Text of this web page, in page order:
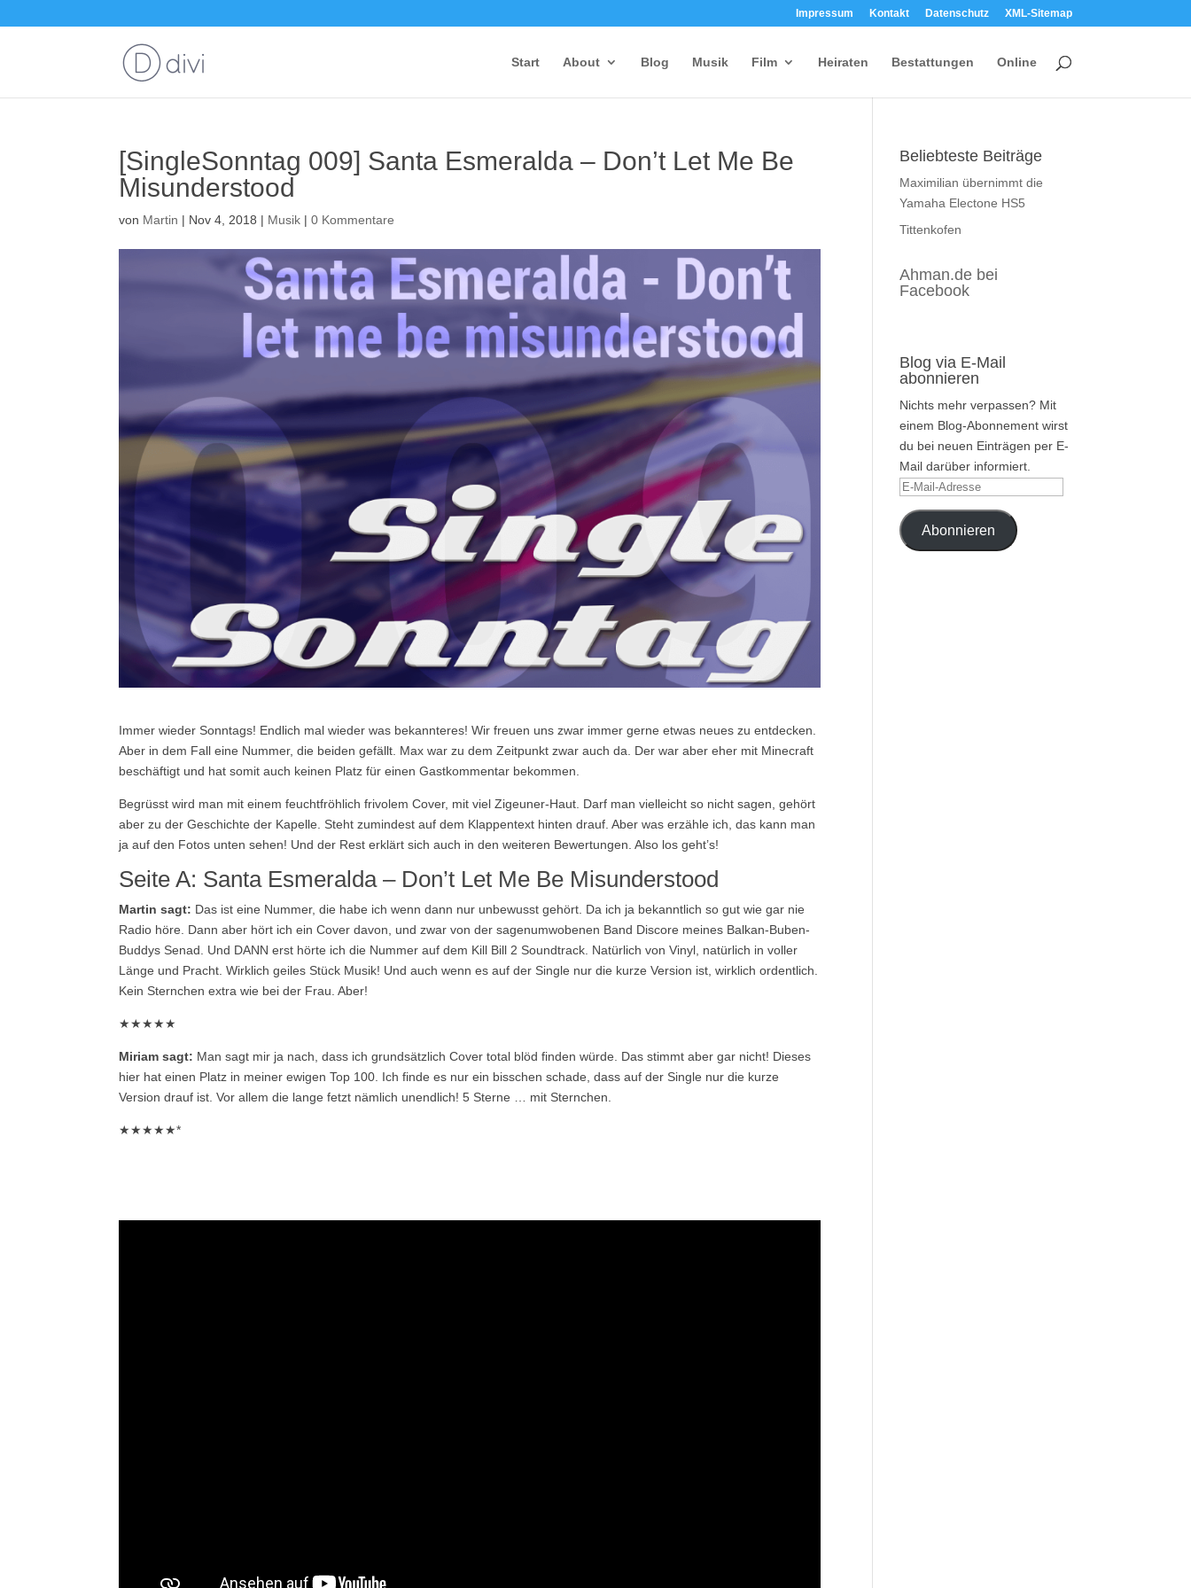
Impressum Kontakt Datenschutz XML-Sitemap
Start About Blog Musik Film Heiraten Bestattungen Online
[SingleSonntag 009] Santa Esmeralda – Don’t Let Me Be
Misunderstood
von Martin | Nov 4, 2018 | Musik |0 Kommentare
Immer wieder Sonntags! Endlich mal wieder was bekannteres! Wir freuen uns zwar immer gerne etwas neues zu entdecken.
Aber in dem Fall eine Nummer, die beiden gefällt. Max war zu dem Zeitpunkt zwar auch da. Der war aber eher mit Minecraft
beschäftigt und hat somit auch keinen Platz für einen Gastkommentar bekommen.
Begrüsst wird man mit einem feuchtfröhlich frivolem Cover, mit viel Zigeuner-Haut. Darf man vielleicht so nicht sagen, gehört
aber zu der Geschichte der Kapelle. Steht zumindest auf dem Klappentext hinten drauf. Aber was erzähle ich, das kann man
ja auf den Fotos unten sehen! Und der Rest erklärt sich auch in den weiteren Bewertungen. Also los geht’s!
Seite A: Santa Esmeralda – Don’t Let Me Be Misunderstood
Martin sagt: Das ist eine Nummer, die habe ich wenn dann nur unbewusst gehört. Da ich ja bekanntlich so gut wie gar nie
Radio höre. Dann aber hört ich ein Cover davon, und zwar von der sagenumwobenen Band Discore meines Balkan-Buben-
Buddys Senad. Und DANN erst hörte ich die Nummer auf dem Kill Bill 2 Soundtrack. Natürlich von Vinyl, natürlich in voller
Länge und Pracht. Wirklich geiles Stück Musik! Und auch wenn es auf der Single nur die kurze Version ist, wirklich ordentlich.
Kein Sternchen extra wie bei der Frau. Aber!
★★★★★
Miriam sagt: Man sagt mir ja nach, dass ich grundsätzlich Cover total blöd finden würde. Das stimmt aber gar nicht! Dieses
hier hat einen Platz in meiner ewigen Top 100. Ich finde es nur ein bisschen schade, dass auf der Single nur die kurze
Version drauf ist. Vor allem die lange fetzt nämlich unendlich! 5 Sterne … mit Sternchen.
★★★★★*
Beliebteste Beiträge
Maximilian übernimmt die
Yamaha Electone HS5
Tittenkofen
Ahman.de bei
Facebook
Blog via E-Mail
abonnieren
Nichts mehr verpassen? Mit
einem Blog-Abonnement wirst
du bei neuen Einträgen per E-
Mail darüber informiert.
E-
AdresseAbonnieren